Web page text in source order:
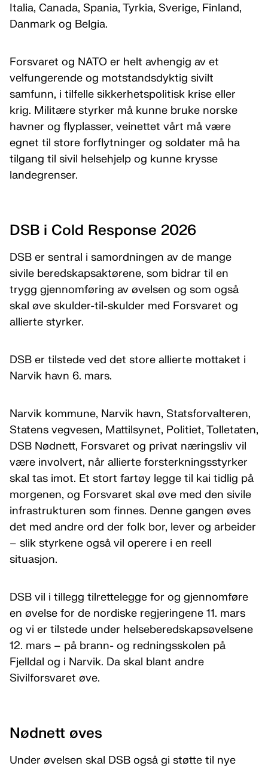
Italia, Canada, Spania, Tyrkia, Sverige, Finland,
Danmark og Belgia.
Forsvaret og NATO er helt avhengig av et
velfungerende og motstandsdyktig sivilt
samfunn, i tilfelle sikkerhetspolitisk krise eller
krig. Militære styrker må kunne bruke norske
havner og flyplasser, veinettet vårt må være
egnet til store forflytninger og soldater må ha
tilgang til sivil helsehjelp og kunne krysse
landegrenser.
DSB i Cold Response 2026
DSB er sentral i samordningen av de mange
sivile beredskapsaktørene, som bidrar til en
trygg gjennomføring av øvelsen og som også
skal øve skulder-til-skulder med Forsvaret og
allierte styrker.
DSB er tilstede ved det store allierte mottaket i
Narvik havn 6. mars.
Narvik kommune, Narvik havn, Statsforvalteren,
Statens vegvesen, Mattilsynet, Politiet, Tolletaten,
DSB Nødnett, Forsvaret og privat næringsliv vil
være involvert, når allierte forsterkningsstyrker
skal tas imot. Et stort fartøy legge til kai tidlig på
morgenen, og Forsvaret skal øve med den sivile
infrastrukturen som finnes. Denne gangen øves
det med andre ord der folk bor, lever og arbeider
– slik styrkene også vil operere i en reell
situasjon.
DSB vil i tillegg tilrettelegge for og gjennomføre
en øvelse for de nordiske regjeringene 11. mars
og vi er tilstede under helseberedskapsøvelsene
12. mars – på brann- og redningsskolen på
Fjelldal og i Narvik. Da skal blant andre
Sivilforsvaret øve.
Nødnett øves
Under øvelsen skal DSB også gi støtte til nye